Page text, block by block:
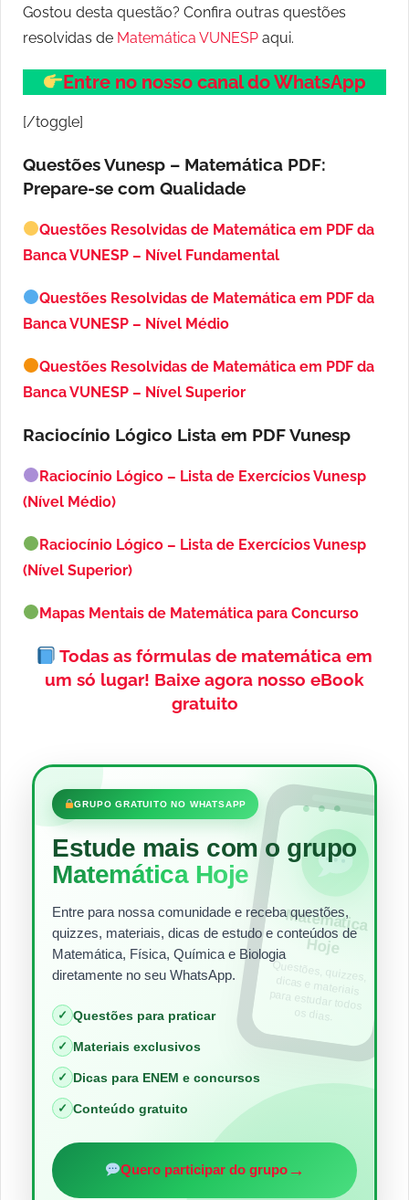
Gostou desta questão? Confira outras questões
resolvidas de Matemática VUNESP aqui.
Entre no nosso canal do WhatsApp
[/toggle]
Questões Vunesp – Matemática PDF:
Prepare-se com Qualidade
Questões Resolvidas de Matemática em PDF da
Banca VUNESP – Nível Fundamental
Questões Resolvidas de Matemática em PDF da
Banca VUNESP – Nível Médio
Questões Resolvidas de Matemática em PDF da
Banca VUNESP – Nível Superior
Raciocínio Lógico Lista em PDFVunesp
Raciocínio Lógico – Lista de Exercícios Vunesp
(Nível Médio)
Raciocínio Lógico – Lista de Exercícios Vunesp
(Nível Superior)
Mapas Mentais de Matemática para Concurso
Todas as fórmulas de matemática em
um só lugar! Baixe agora nosso eBook
gratuito
•••
GRUPO GRATUITO NO WHATSAPP
Estude mais com o grupo
Matemática Hoje
Entre para nossa comunidade e receba questões,
quizzes, materiais, dicas de estudo e conteúdos de
Matemática, Física, Química e Biologia
diretamente no seu WhatsApp.
✓ Questões para praticar
✓ Materiais exclusivos
✓ Dicas para ENEM e concursos
✓ Conteúdo gratuito
Quero participar do grupo→
Matem
ática
Hoje
Questões, quizzes,
dicas e materiais
para estudar todos
os dias.